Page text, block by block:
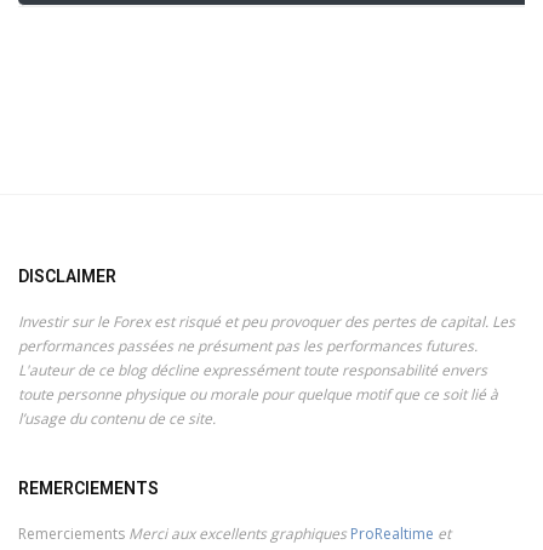
DISCLAIMER
Investir sur le Forex est risqué et peu provoquer des pertes de capital. Les
performances passées ne présument pas les performances futures.
L'auteur de ce blog décline expressément toute responsabilité envers
toute personne physique ou morale pour quelque motif que ce soit lié à
l’usage du contenu de ce site.
REMERCIEMENTS
Remerciements Merci aux excellents graphiques ProRealtime et